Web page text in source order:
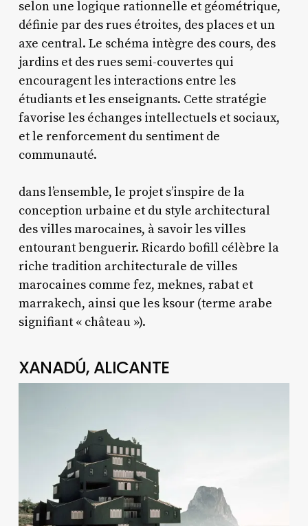
selon une logique rationnelle et géométrique,
définie par des rues étroites, des places et un
axe central. Le schéma intègre des cours, des
jardins et des rues semi-couvertes qui
encouragent les interactions entre les
étudiants et les enseignants. Cette stratégie
favorise les échanges intellectuels et sociaux,
et le renforcement du sentiment de
communauté.
dans l’ensemble, le projet s’inspire de la
conception urbaine et du style architectural
des villes marocaines, à savoir les villes
entourant benguerir. Ricardo bofill célèbre la
riche tradition architecturale de villes
marocaines comme fez, meknes, rabat et
marrakech, ainsi que les ksour (terme arabe
signifiant « château »).
XANADÚ, ALICANTE